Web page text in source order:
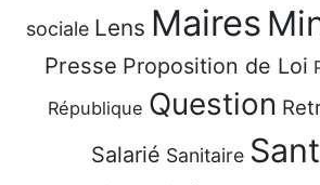
sociale Lens Maires
Presse Proposition de Loi
République Question
Salarié Sanitaire